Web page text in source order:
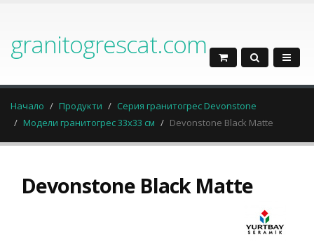
granitogrescat.com
Начало Продукти
Серия гранитогрес Devonstone
Модели гранитогрес 33x33 см
Devonstone Black Matte
Devonstone Black Matte